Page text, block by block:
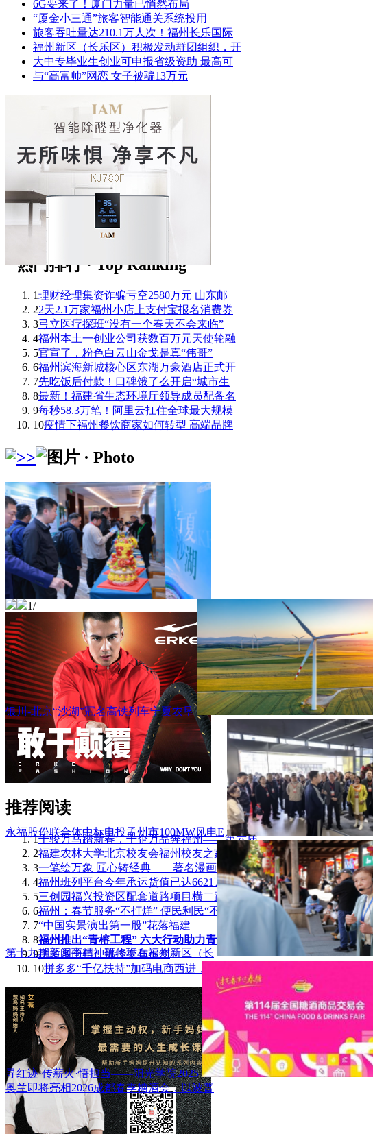
6G要来了！厦门力量已悄然布局
“厦金小三通”旅客智能通关系统投用
旅客吞吐量达210.1万人次！福州长乐国际
福州新区（长乐区）积极发动群团组织，开
大中专毕业生创业可申报省级资助 最高可
与“高富帅”网恋 女子被骗13万元
1理财经理集资诈骗亏空2580万元 山东邮
22天2.1万家福州小店上支付宝报名消费券
3弓立医疗探班“没有一个春天不会来临”
4福州本土一创业公司获数百万元天使轮融
5官宣了，粉色白云山金戈是真“伟哥”
6福州滨海新城核心区东湖万豪酒店正式开
7先吃饭后付款！口碑饿了么开启“城市生
8最新！福建省生态环境厅领导成员配备名
9每秒58.3万笔！阿里云扛住全球最大规模
10疫情下福州餐饮商家如何转型 高端品牌
银川-北京“沙湖”冠名高铁列车宁夏农垦
永福股份联合体中标电投孟州市100MW风电E
第十九期新闽商精神研修班在福州新区（长
寻红迹·传薪火·悟担当——阳光学院2025
奥兰即将亮相2026成都春季糖酒会，以波普
1/
推荐阅读
1千骏万马踏新春，千企万品奔福州——第六届
2福建农林大学北京校友会福州校友之家成立
3一笔绘万象 匠心铸经典——著名漫画家刘奎
4福州班列平台今年承运货值已达6621万元！
5三创园福兴投资区配套道路项目横二路正式通
6福州：春节服务“不打烊” 便民利民“不断
7“中国实景演出第一股”花落福建
8福州推出“青榕工程” 六大行动助力青年人
9拼多多十年，那些变与不变
10拼多多“千亿扶持”加码电商西进，茶吧机里